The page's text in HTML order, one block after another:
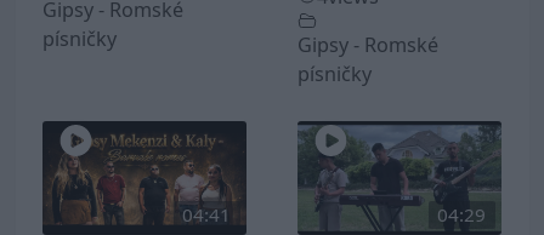
Gipsy - Romské
písničky
Gipsy - Romské
písničky
04:41 04:29